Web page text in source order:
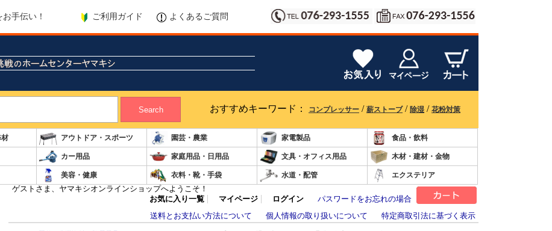
手伝い！ ご利用ガイド よくあるご質問
Search おすすめキーワード： コンプレッサー / 薪ストーブ/ 除湿 / 花粉対策
アウトドア・スポーツ 園芸・農業 家電製品 食品・飲料
カー用品 家庭用品・日用品 文具・オフィス用品 木材・建材・金物
美容・健康 衣料・靴・手袋 水道・配管 エクステリア
ゲストさま、ヤマキシオンラインショップへようこそ！
お気に入り一覧
マイページ ログイン
パスワードをお忘れの場合
送料とお支払い方法について
個人情報の取り扱いについて 特定商取引法に基づく表示